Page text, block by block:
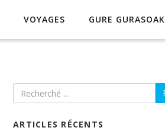
VOYAGES GURE GURASOAK
Recherche
ARTICLES RÉCENTS